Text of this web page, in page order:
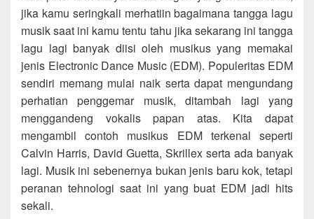
jika kamu seringkali merhatiin bagaimana tangga lagu
musik saat ini kamu tentu tahu jika sekarang ini tangga
lagu lagi banyak diisi oleh musikus yang memakai
jenis Electronic Dance Music (EDM). Populeritas EDM
sendiri memang mulai naik serta dapat mengundang
perhatian penggemar musik, ditambah lagi yang
menggandeng vokalis papan atas. Kita dapat
mengambil contoh musikus EDM terkenal seperti
Calvin Harris, David Guetta, Skrillex serta ada banyak
lagi. Musik ini sebenernya bukan jenis baru kok, tetapi
peranan tehnologi saat ini yang buat EDM jadi hits
sekali.